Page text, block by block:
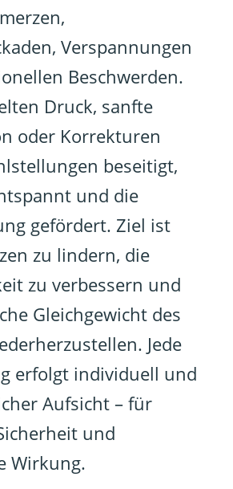
Verspannungen
Beschwerden.
Druck, sanfte
oder Korrekturen
beseitigt,
und die
gefördert. Ziel ist
zu lindern, die
zu verbessern und
Gleichgewicht des
Jede
erfolgt individuell und
Aufsicht – für
und
Wirkung.